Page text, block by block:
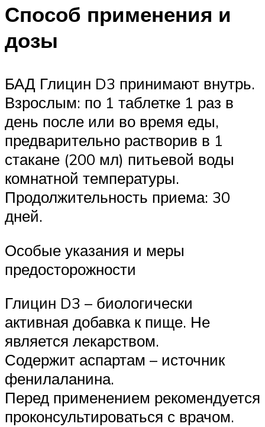
Способ применения и
дозы
БАД Глицин D3 принимают внутрь.
Взрослым: по 1 таблетке 1 раз в
день после или во время еды,
предварительно растворив в 1
стакане (200 мл) питьевой воды
комнатной температуры.
Продолжительность приема: 30
дней.
Особые указания и меры
предосторожности
Глицин D3 – биологически
активная добавка к пище. Не
является лекарством.
Содержит аспартам – источник
фенилаланина.
Перед применением рекомендуется
проконсультироваться с врачом.